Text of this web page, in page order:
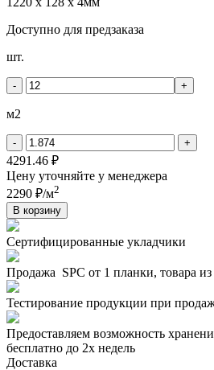
Доступно для предзаказа
Количество
PLANKER
3002
Новел
шт.
- +
м2
- +
4291.46 ₽
Цену уточняйте у менеджера
2290 ₽/м2
В корзину
Сертифицированные укладчики
Продажа SPC от 1 планки, товара
Тестирование продукции при
Предоставляем возможность
бесплатно до 2х недель
Доставка